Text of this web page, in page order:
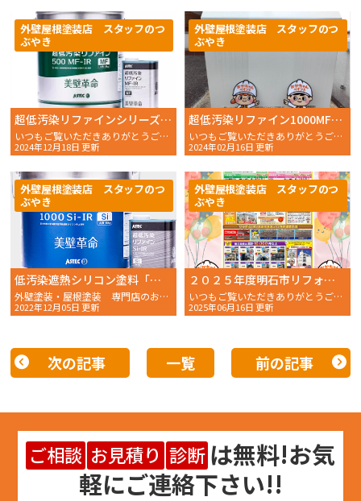
超低汚染リファインシリーズのご紹介その２
いつもご覧いただきありがとうございます。 おかちゃんペイン
2024年12月18日 更新
外壁屋根塗装店 スタッフのつ
ぶやき
超低汚染リファイン1000MF-IRで実験！２年経過後の実験結果！！
いつもご覧いただきありがとうございます。 おかちゃんペイ
2024年02月16日 更新
外壁屋根塗装店 スタッフのつ
ぶやき
低汚染遮熱シリコン塗料「超低汚染リファイン1000SiーIR」について
外壁塗装・屋根塗装 専門店のおかちゃんペイントです！
2022年12月05日 更新
外壁屋根塗装店 スタッフのつ
ぶやき
２０２５年度明石市リフォーム助成金、おかちゃんペイントで10組強ご当選、助成金応援フェアも終了間近！
いつもご覧いただきありがとうございます。 おかちゃんペイン
2025年06月16日 更新
外壁屋根塗装店 スタッフのつ
ぶやき
次の記事 一覧 前の記事
ご相談 お見積り 診断 は無料!お気
軽にご連絡下さい!!